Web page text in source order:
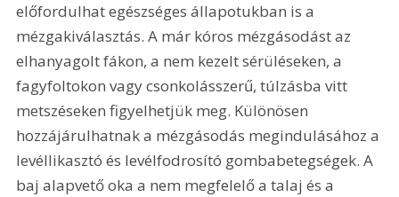
előfordulhat egészséges állapotukban is a
mézgakiválasztás. A már kóros mézgásodást az
elhanyagolt fákon, a nem kezelt sérüléseken, a
fagyfoltokon vagy csonkolásszerű, túlzásba vitt
metszéseken figyelhetjük meg. Különösen
hozzájárulhatnak a mézgásodás megindulásához a
levéllikasztó és levélfodrosító gombabetegségek. A
baj alapvető oka a nem megfelelő a talaj és a